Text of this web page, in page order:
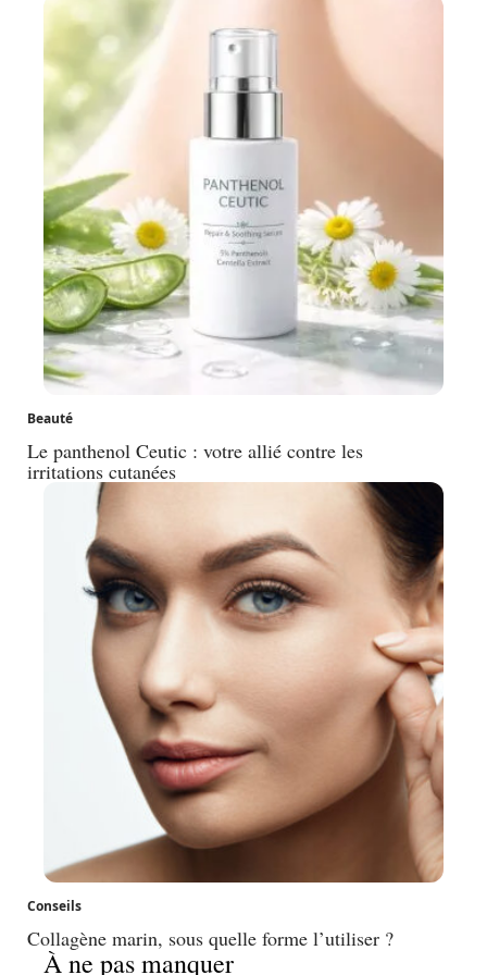
Beauté
Le panthenol Ceutic : votre allié contre les
irritations cutanées
Conseils
Collagène marin, sous quelle forme l’utiliser ?
À ne pas manquer